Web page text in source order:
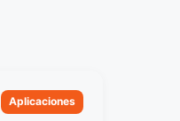
Categorias
Aplicaciones